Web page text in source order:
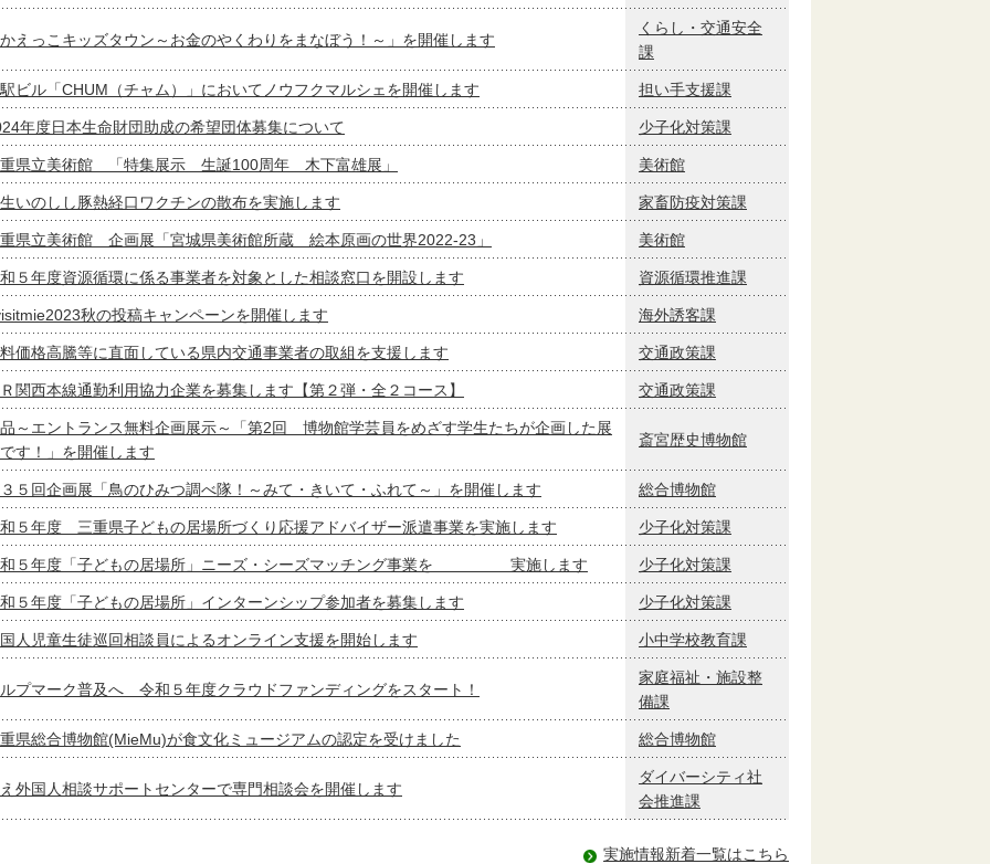
かえっこキッズタウン～お金のやくわりをまなぼう！～」を開催します
くらし・交通安全
課
ビル「CHUM（チャム）」においてノウフクマルシェを開催します 担い手支援課
年度日本生命財団助成の希望団体募集について 少子化対策課
県立美術館 「特集展示 生誕100周年 木下富雄展」 美術館
いのしし豚熱経口ワクチンの散布を実施します 家畜防疫対策課
県立美術館 企画展「宮城県美術館所蔵 絵本原画の世界2022-23」 美術館
５年度資源循環に係る事業者を対象とした相談窓口を開設します 資源循環推進課
秋の投稿キャンペーンを開催します 海外誘客課
価格高騰等に直面している県内交通事業者の取組を支援します 交通政策課
Ｒ関西本線通勤利用協力企業を募集します【第２弾・全２コース】 交通政策課
～エントランス無料企画展示～「第2回 博物館学芸員をめざす学生たちが企画した展
す！」を開催します
斎宮歴史博物館
５回企画展「鳥のひみつ調べ隊！～みて・きいて・ふれて～」を開催します 総合博物館
５年度 三重県子どもの居場所づくり応援アドバイザー派遣事業を実施します 少子化対策課
５年度「子どもの居場所」ニーズ・シーズマッチング事業を 実施します 少子化対策課
５年度「子どもの居場所」インターンシップ参加者を募集します 少子化対策課
人児童生徒巡回相談員によるオンライン支援を開始します 小中学校教育課
プマーク普及へ 令和５年度クラウドファンディングをスタート！
家庭福祉・施設整
備課
県総合博物館(MieMu)が食文化ミュージアムの認定を受けました 総合博物館
外国人相談サポートセンターで専門相談会を開催します
ダイバーシティ社
会推進課
実施情報新着一覧はこちら